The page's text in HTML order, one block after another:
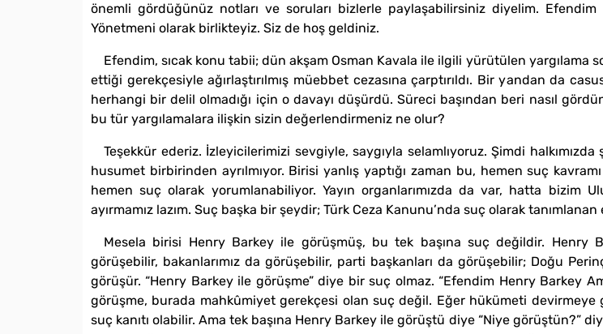
önemli gördüğünüz notları ve soruları bizlerle paylaşabilirsiniz diyelim. Efendim
Yönetmeni olarak birlikteyiz. Siz de hoş geldiniz.
Efendim, sıcak konu tabii; dün akşam Osman Kavala ile ilgili yürütülen yargılama
ettiği gerekçesiyle ağırlaştırılmış müebbet cezasına çarptırıldı. Bir yandan da
herhangi bir delil olmadığı için o davayı düşürdü. Süreci başından beri nasıl
bu tür yargılamalara ilişkin sizin değerlendirmeniz ne olur?
Teşekkür ederiz. İzleyicilerimizi sevgiyle, saygıyla selamlıyoruz. Şimdi
husumet birbirinden ayrılmıyor. Birisi yanlış yaptığı zaman bu, hemen suç
hemen suç olarak yorumlanabiliyor. Yayın organlarımızda da var, hatta bizim
ayırmamız lazım. Suç başka bir şeydir; Türk Ceza Kanunu’nda suç olarak
Mesela birisi Henry Barkey ile görüşmüş, bu tek başına suç değildir. Henry
görüşebilir, bakanlarımız da görüşebilir, parti başkanları da görüşebilir; Doğu
görüşür. “Henry Barkey ile görüşme” diye bir suç olmaz. “Efendim Henry Barkey
görüşme, burada mahkûmiyet gerekçesi olan suç değil. Eğer hükümeti devirmeye
suç kanıtı olabilir. Ama tek başına Henry Barkey ile görüştü diye “Niye görüştün?”